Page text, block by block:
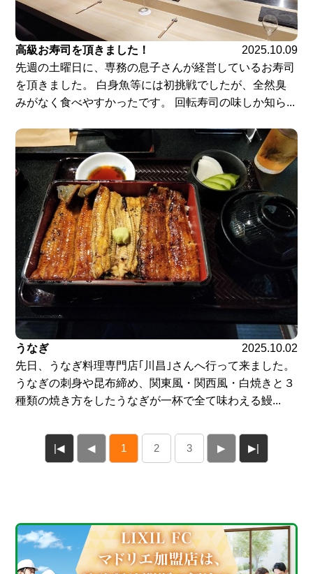
高級お寿司を頂きました！
2025.10.09
先週の土曜日に、専務の息子さんが経営しているお寿司
を頂きました。 白身魚等には初挑戦でしたが、全然臭
みがなく食べやすかったです。 回転寿司の味しか知ら...
うなぎ
2025.10.02
先日、うなぎ料理専門店｢川昌｣さんへ行って来ました。
うなぎの刺身や昆布締め、関東風・関西風・白焼きと３
種類の焼き方をしたうなぎが一杯で全て味わえる鰻...
|◀ ◀ 1 2 3 ▶ ▶|